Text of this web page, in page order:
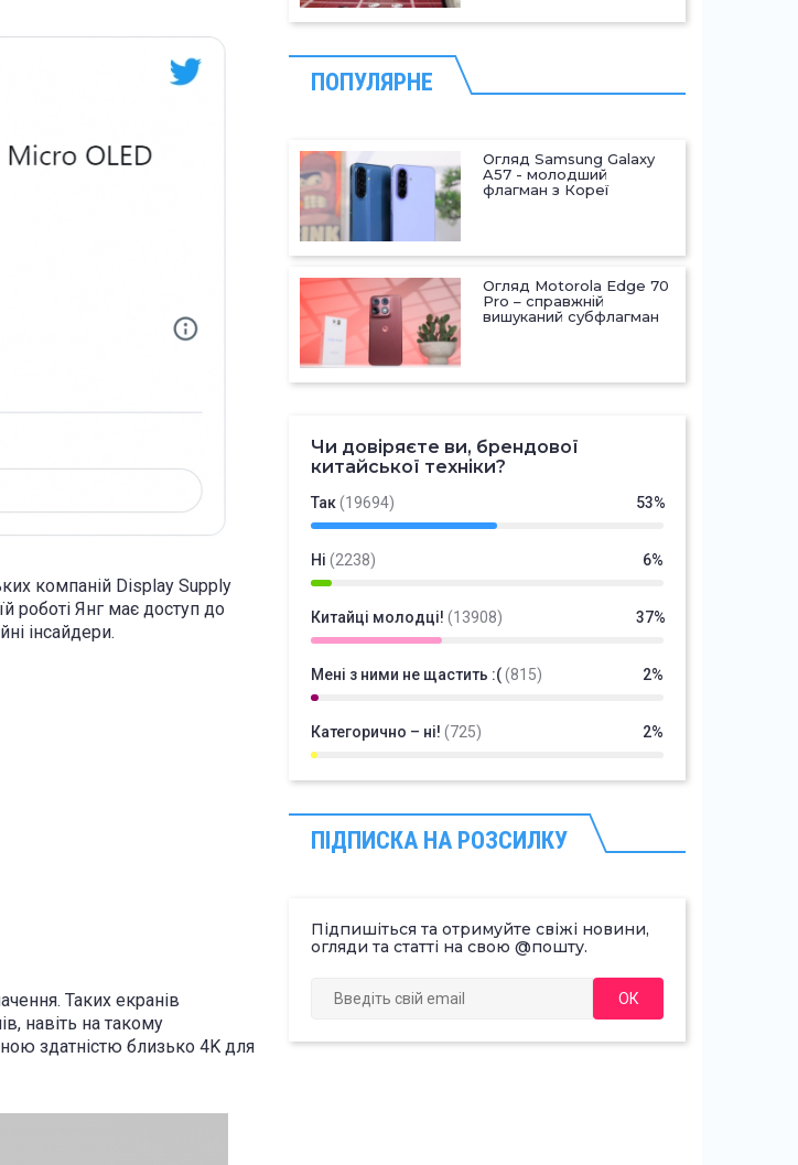
компаній Display Supply
роботі Янг має доступ до
інсайдери.
Таких екранів
навіть на такому
здатністю близько 4K для
ПОПУЛЯРНЕ
Огляд Samsung Galaxy
A57 - молодший
флагман з Кореї
Огляд Motorola Edge 70
Pro – справжній
вишуканий субфлагман
Чи довіряєте ви, брендової
китайської техніки?
Так(19694) 53%
Ні (2238) 6%
Китайці молодці! (13908) 37%
Мені з ними не щастить :((815) 2%
Категорично – ні! (725) 2%
ПІДПИСКА НА РОЗСИЛКУ
Підпишіться та отримуйте свіжі новини,
огляди та статті на свою @пошту.
ОК